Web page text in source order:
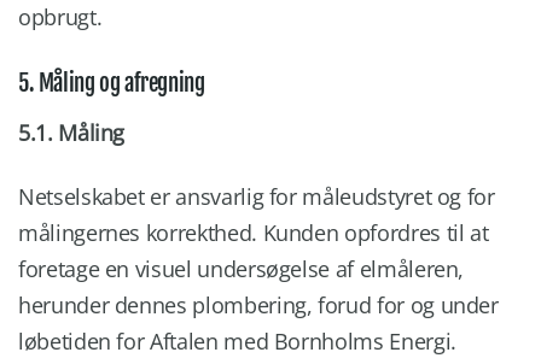
opbrugt.
5. Måling og afregning
5.1. Måling
Netselskabet er ansvarlig for måleudstyret og for
målingernes korrekthed. Kunden opfordres til at
foretage en visuel undersøgelse af elmåleren,
herunder dennes plombering, forud for og under
løbetiden for Aftalen med Bornholms Energi.